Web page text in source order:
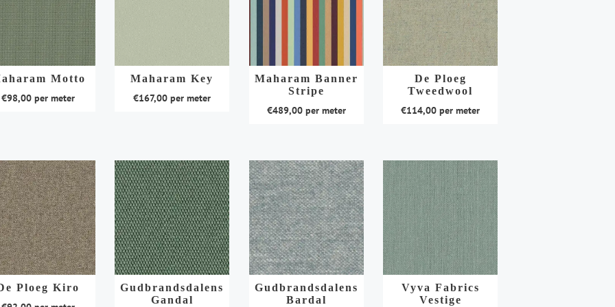
Motto
€98,00per meter
Maharam Key
€167,00 per meter
heeft
meerdere
variaties.
Deze
optie
kan
gekozen
worden
op
Maharam Banner
Stripe
€489,00per meter
heeft
meerdere
variaties.
Deze
optie
kan
gekozen
worden
De Ploeg
Tweedwool
€114,00 per meter
heeft
meerdere
variaties.
Deze
optie
kan
gekozen
worden
Ploeg Kiro
Gudbrandsdalens
Gandal
Gudbrandsdalens
Bardal
Vyva Fabrics
Vestige